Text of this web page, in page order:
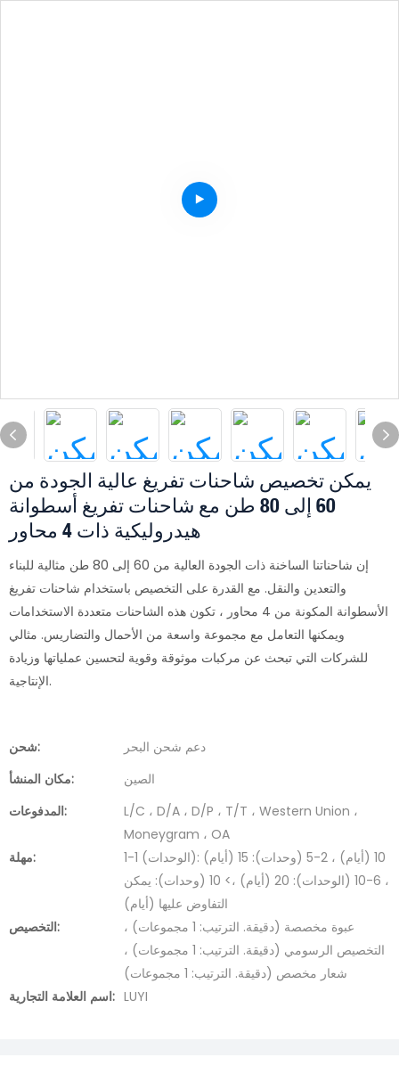
يمكن تخصيص شاحنات تفريغ عالية الجودة من
60 إلى 80 طن مع شاحنات تفريغ أسطوانة
هيدروليكية ذات 4 محاور
إن شاحناتنا الساخنة ذات الجودة العالية من 60 إلى 80 طن مثالية للبناء
والتعدين والنقل. مع القدرة على التخصيص باستخدام شاحنات تفريغ
الأسطوانة المكونة من 4 محاور ، تكون هذه الشاحنات متعددة الاستخدامات
ويمكنها التعامل مع مجموعة واسعة من الأحمال والتضاريس. مثالي
للشركات التي تبحث عن مركبات موثوقة وقوية لتحسين عملياتها وزيادة
الإنتاجية.
شحن:
دعم شحن البحر
مكان المنشأ:
الصين
المدفوعات:
L/C ، D/A ، D/P ، T/T ، Western Union ،
Moneygram ، OA
مهلة:
1-1 (الوحدات): 10 (أيام) ، 2-5 (وحدات): 15 (أيام)
، 6-10 (الوحدات): 20 (أيام) ،> 10 (وحدات): يمكن
التفاوض عليها (أيام)
التخصيص:
عبوة مخصصة (دقيقة. الترتيب: 1 مجموعات) ،
التخصيص الرسومي (دقيقة. الترتيب: 1 مجموعات) ،
شعار مخصص (دقيقة. الترتيب: 1 مجموعات)
اسم العلامة التجارية: LUYI